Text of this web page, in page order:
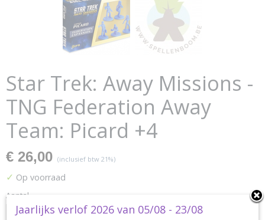
Star Trek: Away Missions -
TNG Federation Away
Team: Picard +4
€ 26,00 (inclusief btw 21%)
✓ Op voorraad
Aantal
Jaarlijks verlof 2026 van 05/08 - 23/08